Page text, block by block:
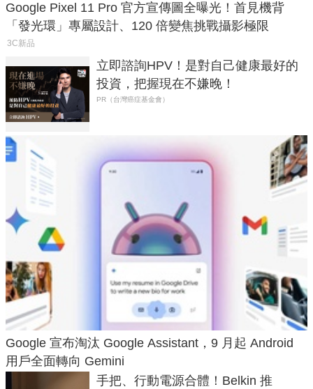
Google Pixel 11 Pro 官方宣傳圖全曝光！首見機背
「發光環」專屬設計、120 倍變焦挑戰攝影極限
3C新品
立即諮詢HPV！是對自己健康最好的
投資，把握現在不嫌晚！
PR（台灣癌症基金會）
Google 宣布淘汰 Google Assistant，9 月起 Android
用戶全面轉向 Gemini
手把、行動電源合體！Belkin 推